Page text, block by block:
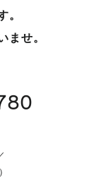
。
ませ。